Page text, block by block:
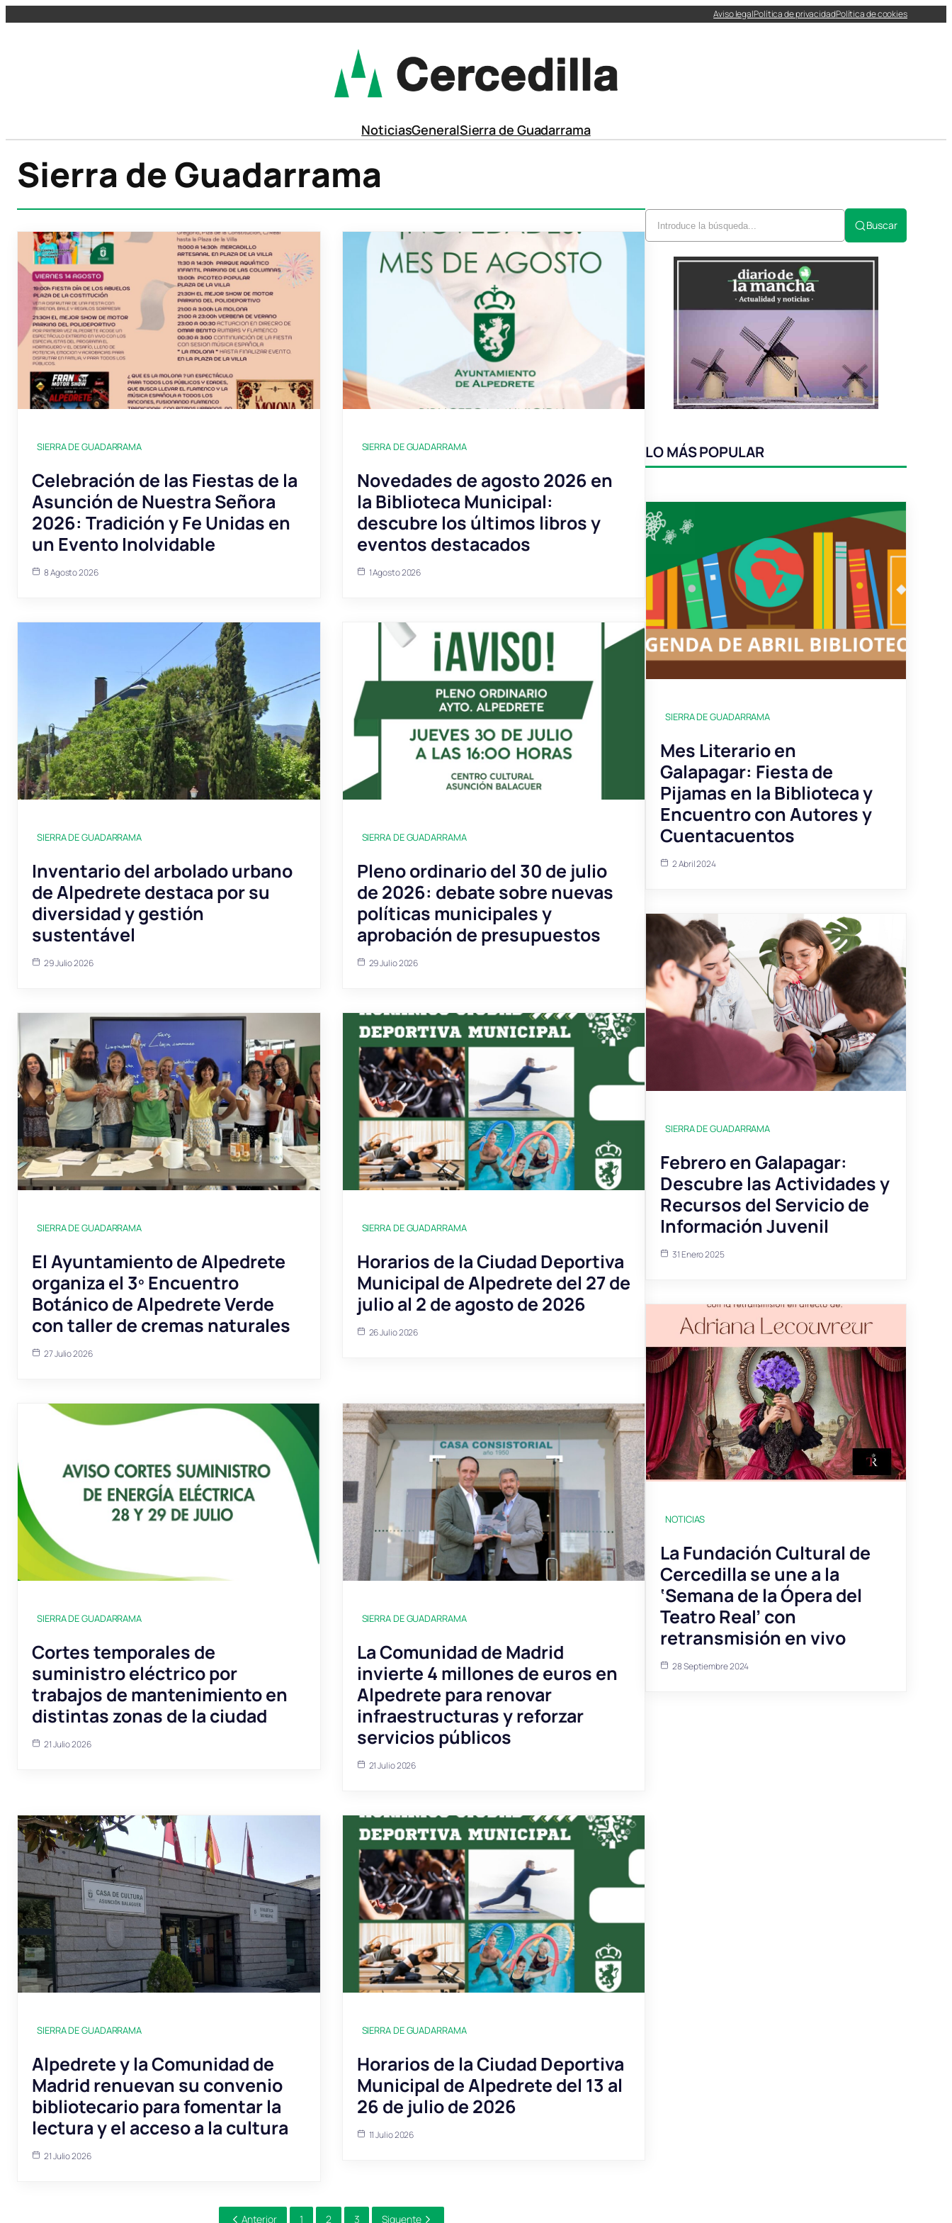
Aviso legalPolítica de privacidadPolítica de cookies
NoticiasGeneralSierra de Guadarrama
Sierra de Guadarrama
SIERRA DE GUADARRAMA
Celebración de las Fiestas de la
Asunción de Nuestra Señora
2026: Tradición y Fe Unidas en
un Evento Inolvidable
8 Agosto 2026
SIERRA DE GUADARRAMA
Novedades de agosto 2026 en
la Biblioteca Municipal:
descubre los últimos libros y
eventos destacados
1 Agosto 2026
SIERRA DE GUADARRAMA
Inventario del arbolado urbano
de Alpedrete destaca por su
diversidad y gestión
sustentável
29 Julio 2026
SIERRA DE GUADARRAMA
Pleno ordinario del 30 de julio
de 2026: debate sobre nuevas
políticas municipales y
aprobación de presupuestos
29 Julio 2026
SIERRA DE GUADARRAMA
El Ayuntamiento de Alpedrete
organiza el 3º Encuentro
Botánico de Alpedrete Verde
con taller de cremas naturales
27 Julio 2026
SIERRA DE GUADARRAMA
Horarios de la Ciudad Deportiva
Municipal de Alpedrete del 27 de
julio al 2 de agosto de 2026
26 Julio 2026
SIERRA DE GUADARRAMA
Cortes temporales de
suministro eléctrico por
trabajos de mantenimiento en
distintas zonas de la ciudad
21 Julio 2026
SIERRA DE GUADARRAMA
La Comunidad de Madrid
invierte 4 millones de euros en
Alpedrete para renovar
infraestructuras y reforzar
servicios públicos
21 Julio 2026
SIERRA DE GUADARRAMA
Alpedrete y la Comunidad de
Madrid renuevan su convenio
bibliotecario para fomentar la
lectura y el acceso a la cultura
21 Julio 2026
SIERRA DE GUADARRAMA
Horarios de la Ciudad Deportiva
Municipal de Alpedrete del 13 al
26 de julio de 2026
11 Julio 2026
Anterior 1 2 3 Siguente
Buscar
LO MÁS POPULAR
SIERRA DE GUADARRAMA
Mes Literario en
Galapagar: Fiesta de
Pijamas en la Biblioteca y
Encuentro con Autores y
Cuentacuentos
2 Abril 2024
SIERRA DE GUADARRAMA
Febrero en Galapagar:
Descubre las Actividades y
Recursos del Servicio de
Información Juvenil
31 Enero 2025
NOTICIAS
La Fundación Cultural de
Cercedilla se une a la
‘Semana de la Ópera del
Teatro Real’ con
retransmisión en vivo
28 Septiembre 2024